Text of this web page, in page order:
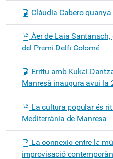
Clàudia Cabero
Àer de Laia
del Premi Delfí Colomé
Erritu amb Kukai
Manresà inaugura avui la
La cultura popular és
Mediterrània de Manresa
La connexió entre la
improvisació